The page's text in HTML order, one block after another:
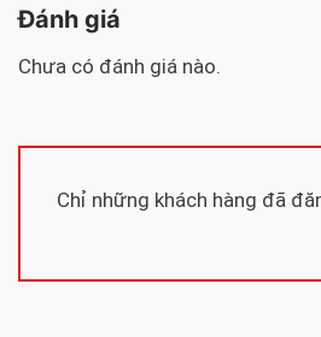
Đánh giá
Chưa có đánh giá nào.
Chỉ những khách hàng đã